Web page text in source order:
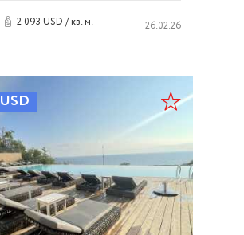
2 093 USD / кв. м. 26.02.26
USD